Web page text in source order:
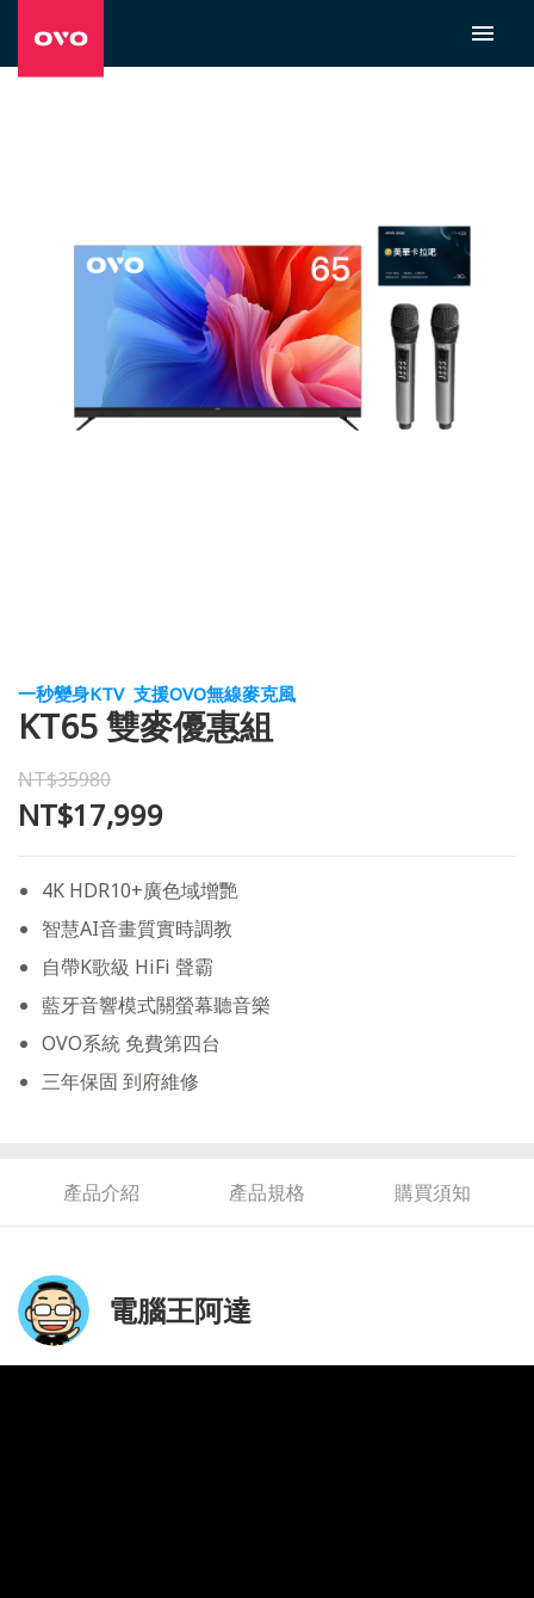
一秒變身KTV 支援OVO無線麥克風
KT65 雙麥優惠組
NT$35980
NT$17,999
4K HDR10+廣色域增艷
智慧AI音畫質實時調教
自帶K歌級 HiFi 聲霸
藍牙音響模式關螢幕聽音樂
OVO系統 免費第四台
三年保固 到府維修
產品介紹 產品規格 購買須知
電腦王阿達